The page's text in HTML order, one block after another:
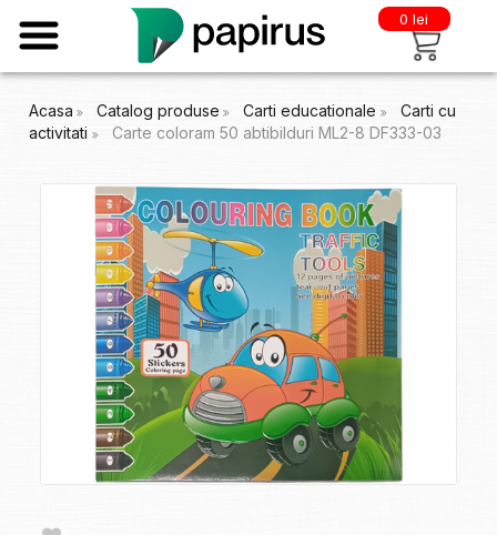
0 lei
Acasa Catalog produse Carti educationale
Carti cu
activitati
Carte coloram 50 abtibilduri ML2-8 DF333-03